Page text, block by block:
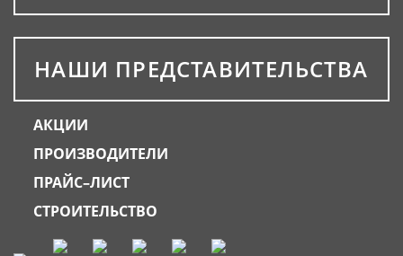
НАШИ ПРЕДСТАВИТЕЛЬСТВА
АКЦИИ
ПРОИЗВОДИТЕЛИ
ПРАЙС–ЛИСТ
СТРОИТЕЛЬСТВО